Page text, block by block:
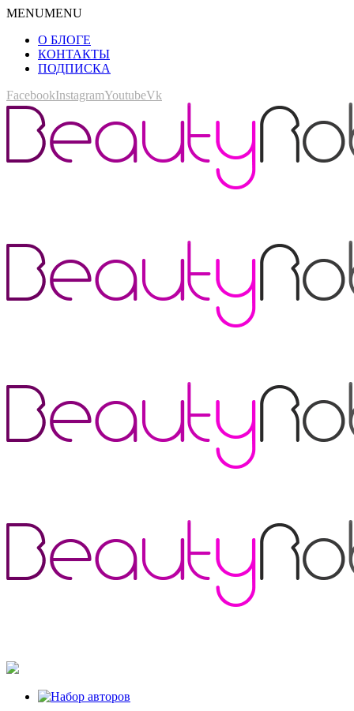
MENUMENU
О БЛОГЕ
КОНТАКТЫ
ПОДПИСКА
FacebookInstagramYoutubeVk